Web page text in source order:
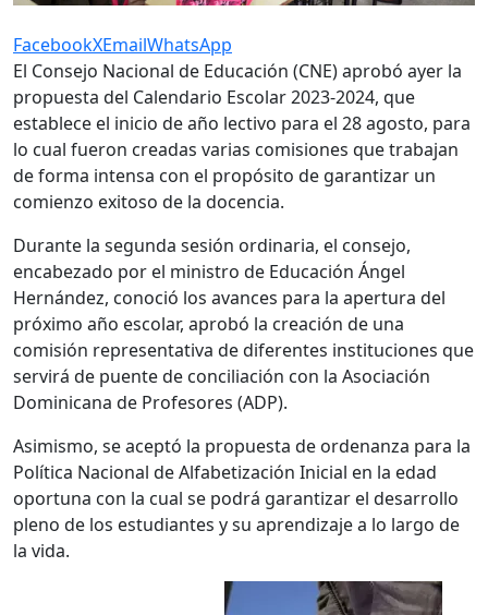
FacebookXEmailWhatsApp
El Consejo Nacional de Educación (CNE) aprobó ayer la
propuesta del Calendario Escolar 2023-2024, que
establece el inicio de año lectivo para el 28 agosto, para
lo cual fueron creadas varias comisiones que trabajan
de forma intensa con el propósito de garantizar un
comienzo exitoso de la docencia.
Durante la segunda sesión ordinaria, el consejo,
encabezado por el ministro de Educación Ángel
Hernández, conoció los avances para la apertura del
próximo año escolar, aprobó la creación de una
comisión representativa de diferentes instituciones que
servirá de puente de conciliación con la Asociación
Dominicana de Profesores (ADP).
Asimismo, se aceptó la propuesta de ordenanza para la
Política Nacional de Alfabetización Inicial en la edad
oportuna con la cual se podrá garantizar el desarrollo
pleno de los estudiantes y su aprendizaje a lo largo de
la vida.